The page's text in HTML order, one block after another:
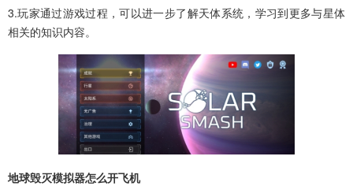
3.玩家通过游戏过程，可以进一步了解天体系统，学习到更多与星体
相关的知识内容。
地球毁灭模拟器怎么开飞机